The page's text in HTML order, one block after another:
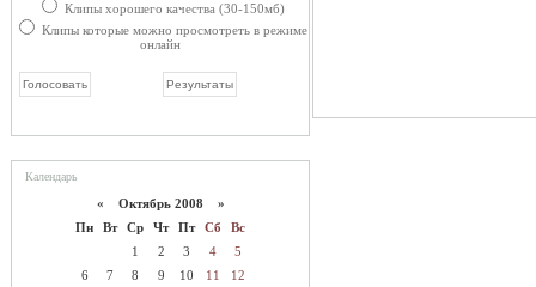
Клипы хорошего качества (30-150мб)
Клипы которые можно просмотреть в режиме
онлайн
Календарь
« Октябрь 2008 »
Пн
Вт Ср Чт Пт Сб
Вс
1
2 3 4
5
6
7 8 9 10 11
12